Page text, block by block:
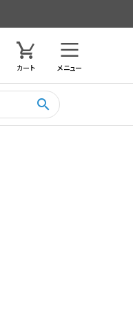
カート メニュー
search